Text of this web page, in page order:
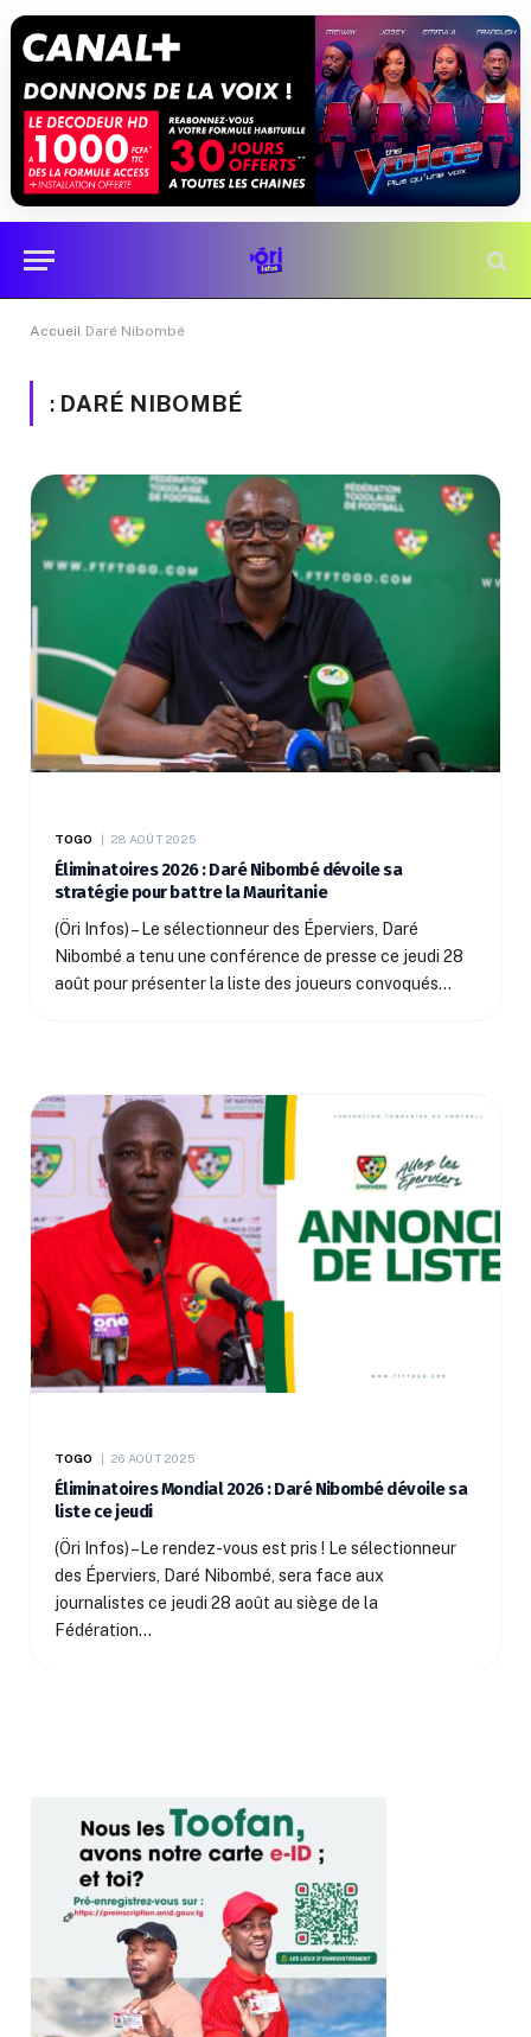
Accueil Daré Nibombé
: DARÉ NIBOMBÉ
TOGO 28 AOÛT 2025
Éliminatoires 2026 : Daré Nibombé dévoile sa
stratégie pour battre la Mauritanie
(Öri Infos) – Le sélectionneur des Éperviers, Daré
Nibombé a tenu une conférence de presse ce jeudi 28
août pour présenter la liste des joueurs convoqués…
TOGO 26 AOÛT 2025
Éliminatoires Mondial 2026 : Daré Nibombé dévoile sa
liste ce jeudi
(Öri Infos) –Le rendez-vous est pris ! Le sélectionneur
des Éperviers, Daré Nibombé, sera face aux
journalistes ce jeudi 28 août au siège de la
Fédération…